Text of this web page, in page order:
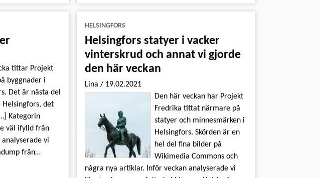
tittar Projekt
byggnader i
Det är nästa del
Helsingfors, det
Kategorin
väl ifylld från
vi
från…
HELSINGFORS
Helsingfors statyer i vacker
vinterskrud och annat vi gjorde
den här veckan
Lina / 19.02.2021
Den här veckan har Projekt
Fredrika tittat närmare på
statyer och minnesmärken i
Helsingfors. Skörden är en
hel del fina bilder på
Wikimedia Commons och
några nya artiklar. Inför veckan analyserade vi